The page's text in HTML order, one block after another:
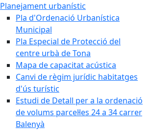
Planejament urbanístic
Pla d'Ordenació Urbanística
Municipal
Pla Especial de Protecció del
centre urbà de Tona
Mapa de capacitat acústica
Canvi de règim jurídic habitatges
d'ús turístic
Estudi de Detall per a la ordenació
de volums parcel·les 24 a 34 carrer
Balenyà